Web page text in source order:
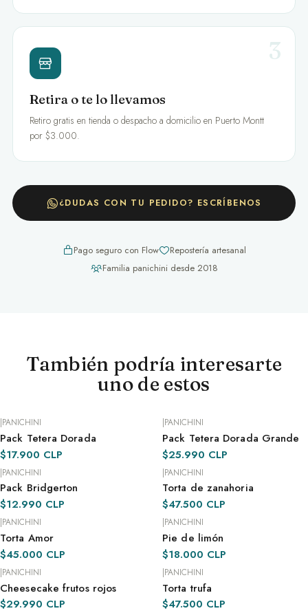
3
Retira o te lo llevamos
Retiro gratis en tienda o despacho a domicilio en Puerto Montt
por $3.000.
¿DUDAS CON TU PEDIDO? ESCRÍBENOS
Pago seguro con Flow
Repostería artesanal
Familia panichini desde 2018
También podría interesarte
uno de estos
POR ENCARGO · 48 H
|PANICHINI
Pack Tetera Dorada
$17.900 CLP
POR ENCARGO · 48 H
|PANICHINI
Pack Tetera Dorada Grande
$25.990 CLP
POR ENCARGO · 48 H
|PANICHINI
Pack Bridgerton
$12.990 CLP
POR ENCARGO · 48 H
|PANICHINI
Torta de zanahoria
$47.500 CLP
POR ENCARGO · 48 H
|PANICHINI
Torta Amor
$45.000 CLP
POR ENCARGO · 48 H
|PANICHINI
Pie de limón
$18.000 CLP
POR ENCARGO · 48 H
|PANICHINI
Cheesecake frutos rojos
$29.990 CLP
POR ENCARGO · 48 H
|PANICHINI
Torta trufa
$47.500 CLP